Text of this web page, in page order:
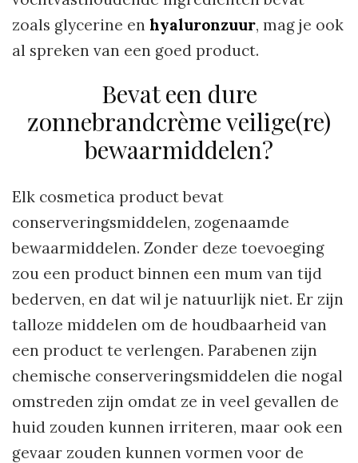
zoals glycerine en hyaluronzuur, mag je ook
al spreken van een goed product.
Bevat een dure
zonnebrandcrème veilige(re)
bewaarmiddelen?
Elk cosmetica product bevat
conserveringsmiddelen, zogenaamde
bewaarmiddelen. Zonder deze toevoeging
zou een product binnen een mum van tijd
bederven, en dat wil je natuurlijk niet. Er zijn
talloze middelen om de houdbaarheid van
een product te verlengen. Parabenen zijn
chemische conserveringsmiddelen die nogal
omstreden zijn omdat ze in veel gevallen de
huid zouden kunnen irriteren, maar ook een
gevaar zouden kunnen vormen voor de